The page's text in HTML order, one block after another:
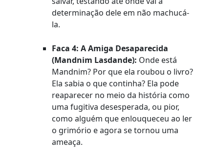
determinação dele em não machucá-
la.
Faca 4: A Amiga Desaparecida
(Mandnim Lasdande): Onde está
Mandnim? Por que ela roubou o livro?
Ela sabia o que continha? Ela pode
reaparecer no meio da história como
uma fugitiva desesperada, ou pior,
como alguém que enlouqueceu ao ler
o grimório e agora se tornou uma
ameaça.